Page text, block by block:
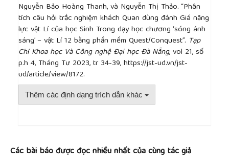
Nguyễn Bảo Hoàng Thanh, và Nguyễn Thị Thảo. “Phân
tích câu hỏi trắc nghiệm khách Quan dùng đánh Giá năng
lực vật Lí của học Sinh Trong dạy học chương ‘sóng ánh
sáng’ – vật Lí 12 bằng phần mềm Quest/Conquest”. Tạp
Chí Khoa học Và Công nghệ Đại học Đà Nẵng, vol 21, số
p.h 4, Tháng Tư 2023, tr 34-39, https://jst-ud.vn/jst-
ud/article/view/8172.
Thêm các định dạng trích dẫn khác
Các bài báo được đọc nhiều nhất của cùng tác giả